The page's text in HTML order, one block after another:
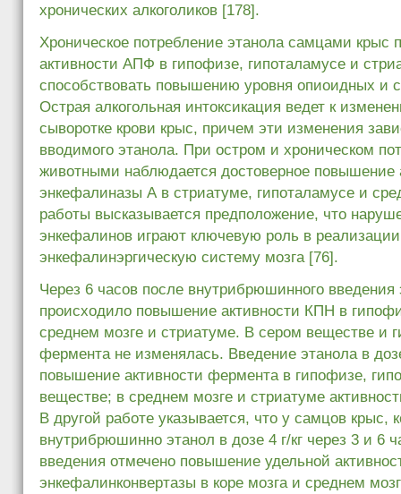
хронических алкоголиков [178].
Хроническое потребление этанола самцами крыс
активности АПФ в гипофизе, гипоталамусе и
способствовать повышению уровня опиоидных и
Острая алкогольная интоксикация ведет к
сыворотке крови крыс, причем эти изменения
вводимого этанола. При остром и хроническом
животными наблюдается достоверное повышение
энкефалиназы А в стриатуме, гипоталамусе и
работы высказывается предположение, что
энкефалинов играют ключевую роль в
энкефалинэргическую систему мозга [76].
Через 6 часов после внутрибрюшинного введения
происходило повышение активности КПН в
среднем мозге и стриатуме. В сером веществе и
фермента не изменялась. Введение этанола в
повышение активности фермента в гипофизе,
веществе; в среднем мозге и стриатуме
В другой работе указывается, что у самцов крыс,
внутрибрюшинно этанол в дозе 4 г/кг через 3 и 6
введения отмечено повышение удельной
энкефалинконвертазы в коре мозга и среднем